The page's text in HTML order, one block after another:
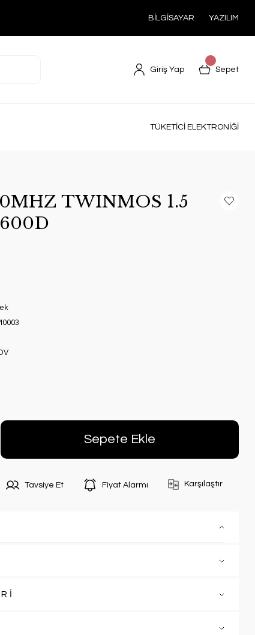
BİLGİSAYAR YAZILIM
Giriş Yap Sepet
TÜKETİCİ ELEKTRONİĞİ
TWINMOS 1.5
Sepete Ekle
Tavsiye Et Fiyat Alarmı Karşılaştır